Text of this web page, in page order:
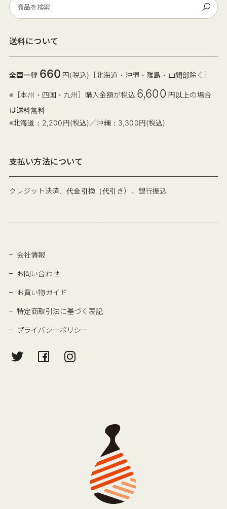
送料について
全国一律 660 円(税込)［北海道・沖縄・離島・山間部除く］
※［本州・四国・九州］購入金額が税込 6,600 円以上の場合
は送料無料
※北海道：2,200円(税込)／沖縄：3,300円(税込)
支払い方法について
クレジット決済、代金引換（代引き）、銀行振込
会社情報
お問い合わせ
お買い物ガイド
特定商取引法に基づく表記
プライバシーポリシー